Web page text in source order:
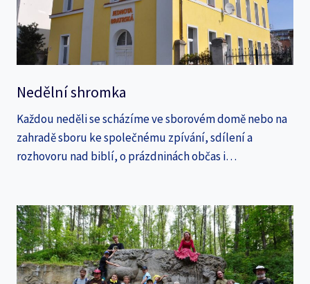
Nedělní shromka
Každou neděli se scházíme ve sborovém domě nebo na
zahradě sboru ke společnému zpívání, sdílení a
rozhovoru nad biblí, o prázdninách občas i…